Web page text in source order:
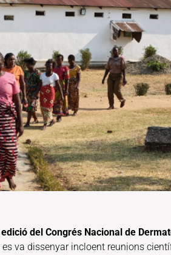
del Congrés Nacional de
va dissenyar incloent reunions